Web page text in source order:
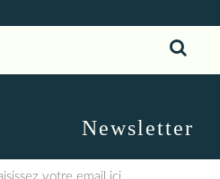
Newsletter